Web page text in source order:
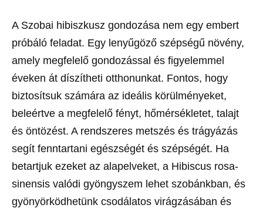
A Szobai hibiszkusz gondozása nem egy embert
próbáló feladat. Egy lenyűgöző szépségű növény,
amely megfelelő gondozással és figyelemmel
éveken át díszítheti otthonunkat. Fontos, hogy
biztosítsuk számára az ideális körülményeket,
beleértve a megfelelő fényt, hőmérsékletet, talajt
és öntözést. A rendszeres metszés és trágyázás
segít fenntartani egészségét és szépségét. Ha
betartjuk ezeket az alapelveket, a Hibiscus rosa-
sinensis valódi gyöngyszem lehet szobánkban, és
gyönyörködhetünk csodálatos virágzásában és